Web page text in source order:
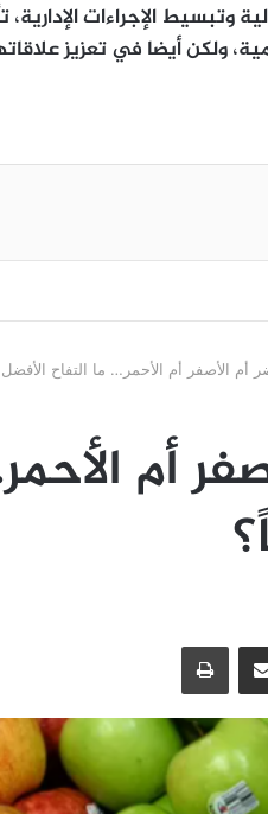
وتبسيط الإجراءات
ولكن أيضا في تعزيز
ماسنجر